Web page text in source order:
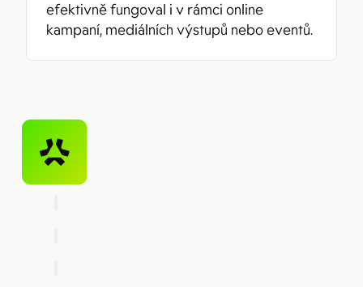
efektivně fungoval i v rámci online
kampaní, mediálních výstupů nebo eventů.